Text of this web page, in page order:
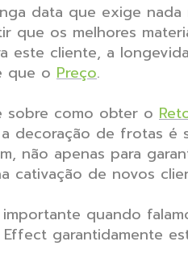
data que exige nada
que os melhores
este cliente, a
que o Preço.
sobre como obter o
decoração de frotas é
não apenas para
cativação de novos
quando
garantidamente